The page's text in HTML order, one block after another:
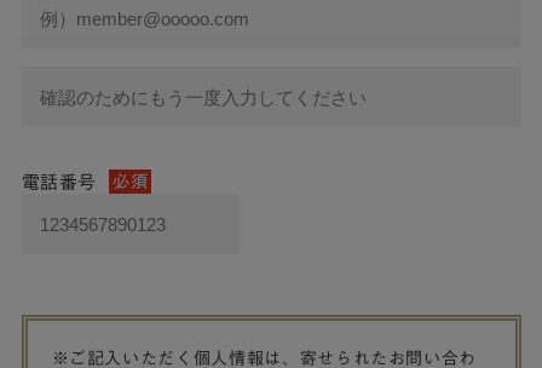
電話番号 必須
※ご記入いただく個人情報は、寄せられたお問い合わ